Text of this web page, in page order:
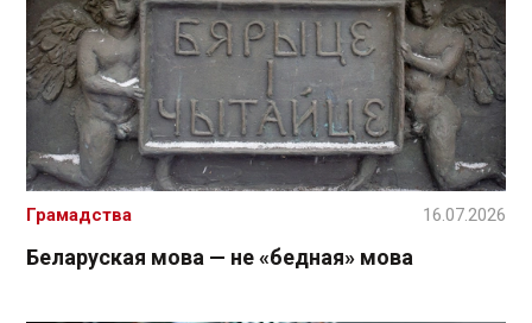
Беларуская мова — не «бедная» мова
Грамадства 16.07.2026